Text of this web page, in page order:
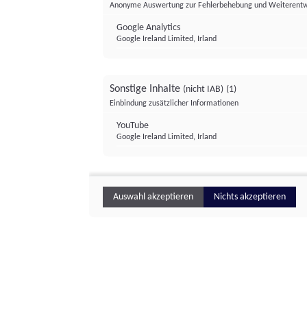
Anonyme Auswertung zur Fehlerbehebung und
Google Analytics
Google Ireland Limited, Irland
Sonstige Inhalte (nicht IAB) (1)
Einbindung zusätzlicher Informationen
YouTube
Google Ireland Limited, Irland
Auswahl akzeptieren Nichts akzeptieren